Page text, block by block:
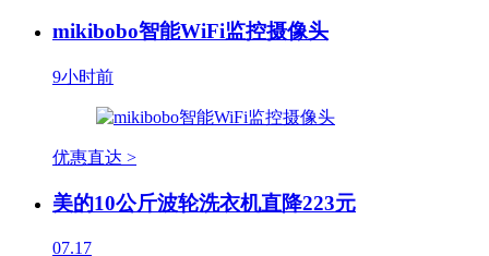
mikibobo智能WiFi监控摄像头
9小时前
优惠直达 >
美的10公斤波轮洗衣机直降223元
07.17